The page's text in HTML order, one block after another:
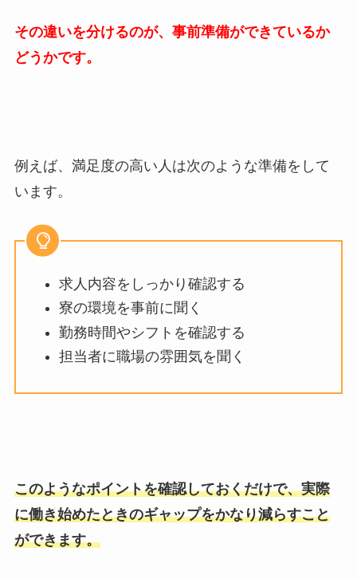
その違いを分けるのが、事前準備ができているか
どうかです。
例えば、満足度の高い人は次のような準備をして
います。
求人内容をしっかり確認する
寮の環境を事前に聞く
勤務時間やシフトを確認する
担当者に職場の雰囲気を聞く
このようなポイントを確認しておくだけで、実際
に働き始めたときのギャップをかなり減らすこと
ができます。